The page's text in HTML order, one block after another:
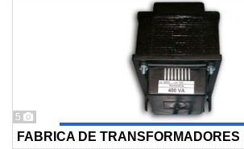
5
FABRICA DE TRANSFORMADORES